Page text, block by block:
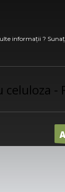
informații ?